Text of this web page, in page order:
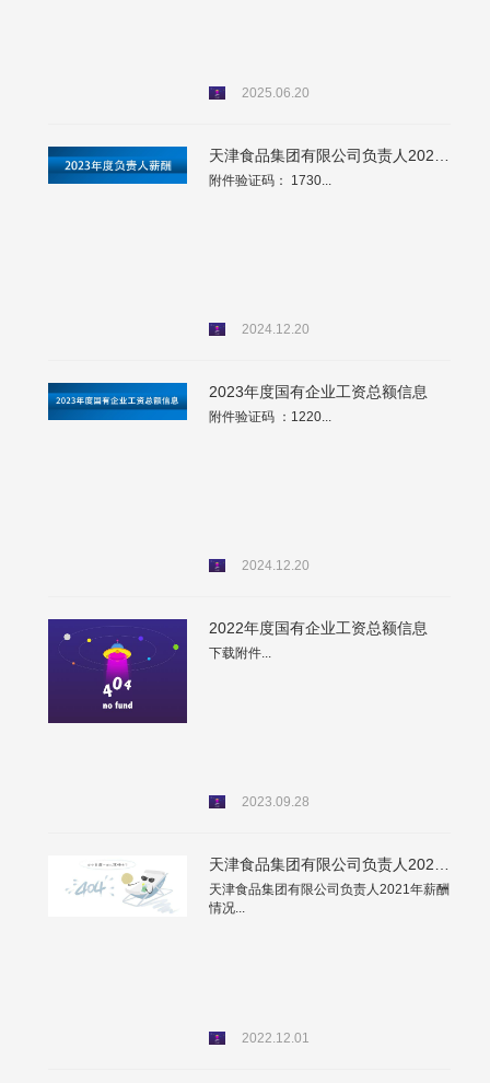
2025.06.20
附件验证码： 1730...
2024.12.20
2023年度国有企业工资总额信息
附件验证码 ：1220...
2024.12.20
2022年度国有企业工资总额信息
下载附件...
2023.09.28
天津食品集团有限公司负责人2021年薪酬
情况...
2022.12.01